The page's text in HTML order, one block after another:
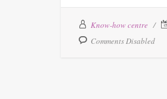
Know-how centre
Comments Disabled